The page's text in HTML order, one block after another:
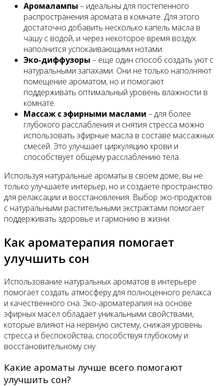
Аромалампы – идеальны для постепенного
распространения аромата в комнате. Для этого
достаточно добавить несколько капель масла в
чашу с водой, и через некоторое время воздух
наполнится успокаивающими нотами.
Эко-диффузоры – еще один способ создать уют с
натуральными запахами. Они не только наполняют
помещение ароматом, но и помогают
поддерживать оптимальный уровень влажности в
комнате.
Массаж с эфирными маслами – для более
глубокого расслабления и снятия стресса можно
использовать эфирные масла в составе массажных
смесей. Это улучшает циркуляцию крови и
способствует общему расслаблению тела.
Используя натуральные ароматы в своем доме, вы не
только улучшаете интерьер, но и создаете пространство
для релаксации и восстановления. Выбор эко-продуктов
с натуральными растительными экстрактами помогает
поддерживать здоровье и гармонию в жизни.
Как ароматерапия помогает
улучшить сон
Использование натуральных ароматов в интерьере
помогает создать атмосферу для полноценного релакса
и качественного сна. Эко-ароматерапия на основе
эфирных масел обладает уникальными свойствами,
которые влияют на нервную систему, снижая уровень
стресса и беспокойства, способствуя глубокому и
восстановительному сну.
Какие ароматы лучше всего помогают
улучшить сон?